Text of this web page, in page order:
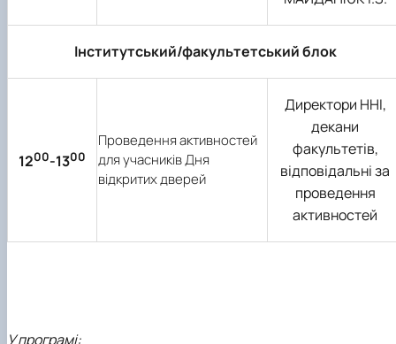
Інститутський/факультетський блок
1200-1300
Проведення активностей
для учасників Дня
відкритих дверей
Директори ННІ,
декани
факультетів,
відповідальні за
проведення
активностей
У програмі: